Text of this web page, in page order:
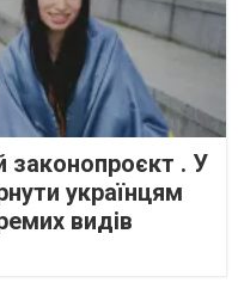
. У
українцям
видів